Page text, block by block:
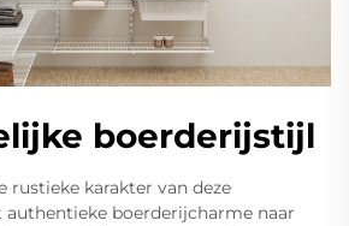
boerderijstijl
rustieke karakter van deze
boerderijcharme naar